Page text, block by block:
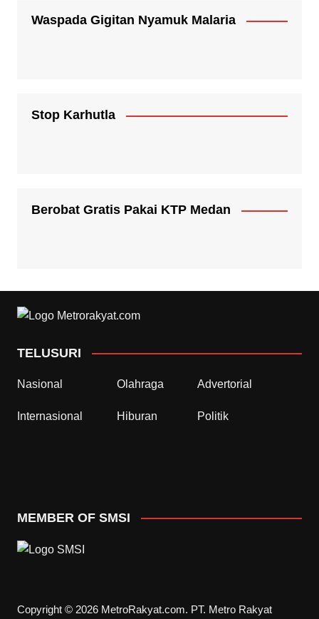
Waspada Gigitan Nyamuk Malaria
Stop Karhutla
Berobat Gratis Pakai KTP Medan
TELUSURI
Nasional Olahraga Advertorial
Internasional Hiburan Politik
MEMBER OF SMSI
Copyright © 2026 MetroRakyat.com. PT. Metro Rakyat